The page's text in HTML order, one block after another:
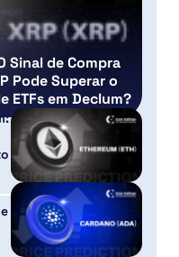
Sinal de Compra
Pode Superar o
ETFs em Declum?